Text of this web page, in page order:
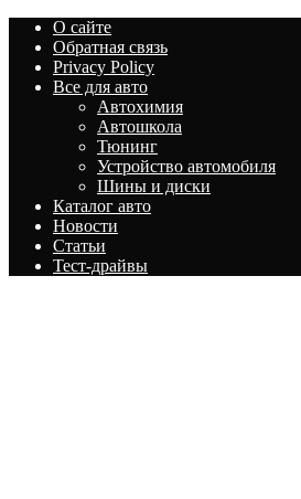
О сайте
Обратная связь
Privacy Policy
Все для авто
Автохимия
Автошкола
Тюнинг
Устройство автомобиля
Шины и диски
Каталог авто
Новости
Статьи
Тест-драйвы